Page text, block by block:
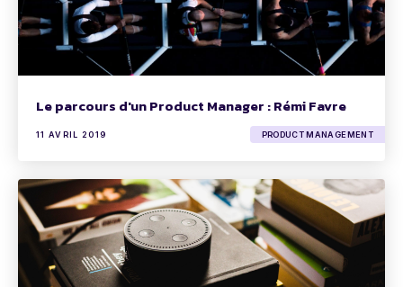
Le parcours d'un Product Manager : Rémi Favre
11 AVRIL 2019 PRODUCT MANAGEMENT